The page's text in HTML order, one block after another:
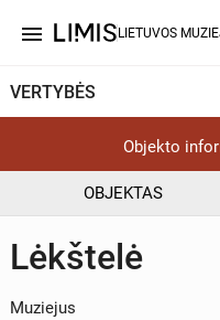
menu LIETUVOS
VERTYBĖS
Objekto
OBJEKTAS
Lėkštelė
Muziejus